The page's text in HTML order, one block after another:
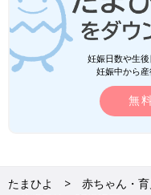
妊娠日数や生
妊娠中から
無
たまひよ 赤ちゃん・